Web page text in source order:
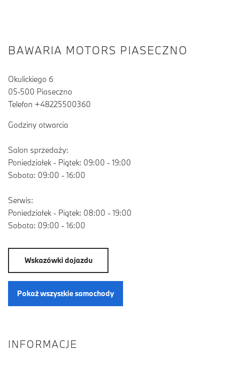
BAWARIA MOTORS PIASECZNO
Okulickiego 6
05-500 Piaseczno
Telefon +48225500360
Godziny otwarcia
Salon sprzedaży:
Poniedziałek - Piątek: 09:00 - 19:00
Sobota: 09:00 - 16:00
Serwis:
Poniedziałek - Piątek: 08:00 - 19:00
Sobota: 09:00 - 16:00
Wskazówki dojazdu
Pokaż wszystkie samochody
INFORMACJE